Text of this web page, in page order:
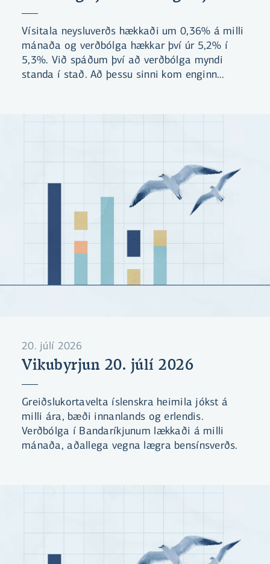
Vísitala neysluverðs hækkaði um 0,36% á milli
mánaða og verðbólga hækkar því úr 5,2% í
5,3%. Við spáðum því að verðbólga myndi
standa í stað. Að þessu sinni kom enginn
mánuði.
20. júlí 2026
Vikubyrjun 20. júlí 2026
Greiðslukortavelta íslenskra heimila jókst á
milli ára, bæði innanlands og erlendis.
Verðbólga í Bandaríkjunum lækkaði á milli
mánaða, aðallega vegna lægra bensínsverðs.